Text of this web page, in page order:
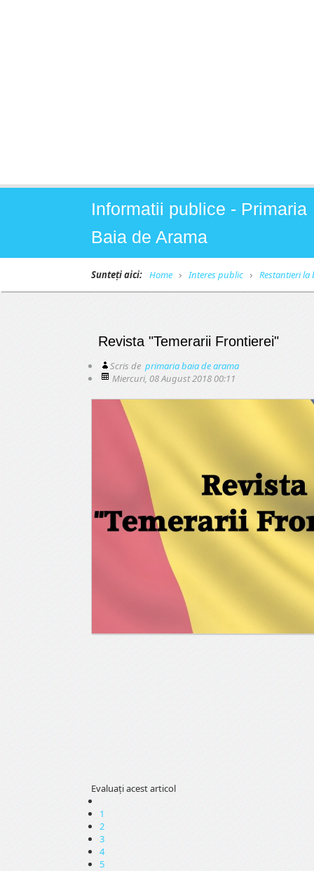
Informatii publice - Primaria
Baia de Arama
Sunteți aici: Home Interes public Restantieri
Revista "Temerarii Frontierei"
Scris de primaria baia de arama
Miercuri, 08 August 2018 00:11
Evaluaţi acest articol
1
2
3
4
5